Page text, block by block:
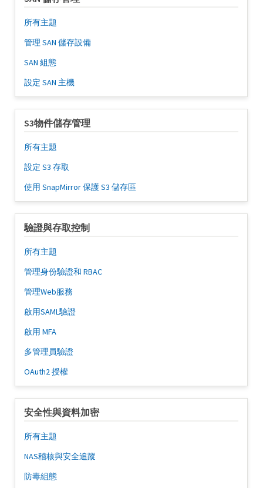
所有主題
管理 SAN 儲存設備
SAN 組態
設定 SAN 主機
S3物件儲存管理
所有主題
設定 S3 存取
使用 SnapMirror 保護 S3 儲存區
驗證與存取控制
所有主題
管理身份驗證和 RBAC
管理Web服務
啟用SAML驗證
啟用 MFA
多管理員驗證
OAuth2 授權
安全性與資料加密
所有主題
NAS稽核與安全追蹤
防毒組態